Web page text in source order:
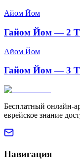
Айом Йом
Гайом Йом — 2
Айом Йом
Гайом Йом — 3
Бесплатный онлайн-
еврейское знание
Навигация